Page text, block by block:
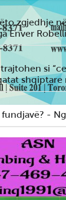
zgjedhje
Enver Robelli
si
shqiptare
-